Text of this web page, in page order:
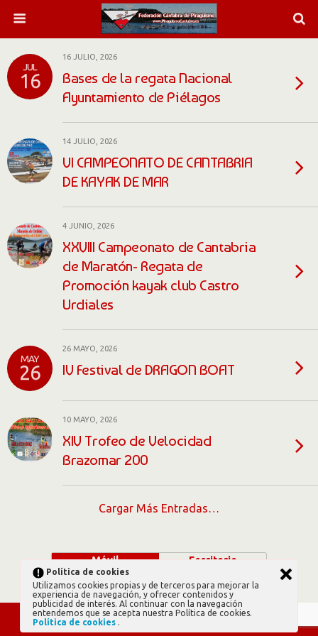
Política de cookies
Utilizamos cookies propias y de terceros para mejorar la
experiencia de navegación, y ofrecer contenidos y
publicidad de interés. Al continuar con la navegación
entendemos que se acepta nuestra Política de cookies.
Política de cookies .
JUL
16
16 JULIO, 2026
Bases de la regata Nacional
Ayuntamiento de Piélagos
14 JULIO, 2026
VI CAMPEONATO DE CANTABRIA
DE KAYAK DE MAR
4 JUNIO, 2026
XXVIII Campeonato de Cantabria
de Maratón- Regata de
Promoción kayak club Castro
Urdiales
MAY
26
26 MAYO, 2026
IV Festival de DRAGON BOAT
10 MAYO, 2026
XIV Trofeo de Velocidad
Brazomar 200
Cargar Más Entradas…
Móvil Escritorio